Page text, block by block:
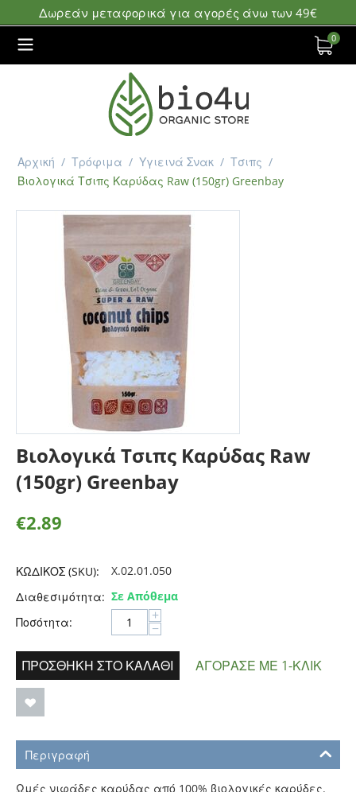
Δωρεάν μεταφορικά για αγορές άνω των 49€
0
Αρχική / Τρόφιμα / Υγιεινά Σνακ / Τσιπς /
Βιολογικά Τσιπς Καρύδας Raw (150gr) Greenbay
Βιολογικά Τσιπς Καρύδας Raw
(150gr) Greenbay
€2.89
ΚΩΔΙΚΟΣ (SKU):
X.02.01.050
Διαθεσιμότητα: Σε Απόθεμα
Ποσότητα:
+
−
ΠΡΟΣΘΉΚΗ ΣΤΟ ΚΑΛΆΘΙ ΑΓΌΡΑΣΕ ΜΕ 1-ΚΛΙΚ
Περιγραφή
Ωμές νιφάδες καρύδας από 100% βιολογικές καρύδες.